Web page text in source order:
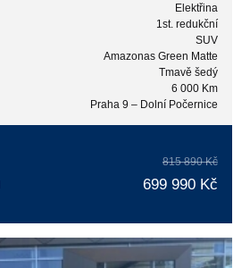
Elektřina
1st. redukční
SUV
Amazonas Green Matte
Tmavě šedý
6 000 Km
Praha 9 – Dolní Počernice
815 890 Kč
699 990 Kč